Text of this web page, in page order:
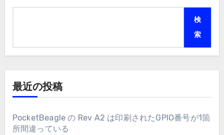
検
索
最近の投稿
PocketBeagle の Rev A2 は印刷されたGPIO番号が1箇
所間違っている